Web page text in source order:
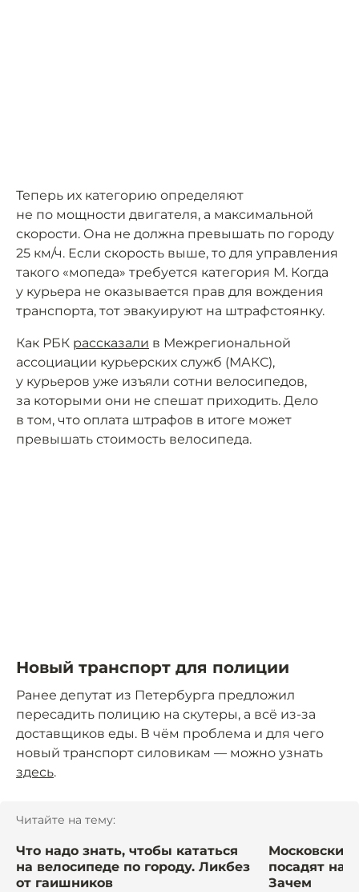
Теперь их категорию определяют
не по мощности двигателя, а максимальной
скорости. Она не должна превышать по городу
25 км/ч. Если скорость выше, то для управления
такого «мопеда» требуется категория М. Когда
у курьера не оказывается прав для вождения
транспорта, тот эвакуируют на штрафстоянку.
Как РБК рассказали в Межрегиональной
ассоциации курьерских служб (МАКС),
у курьеров уже изъяли сотни велосипедов,
за которыми они не спешат приходить. Дело
в том, что оплата штрафов в итоге может
превышать стоимость велосипеда.
Новый транспорт для полиции
Ранее депутат из Петербурга предложил
пересадить полицию на скутеры, а всё из-за
доставщиков еды. В чём проблема и для чего
новый транспорт силовикам — можно узнать
здесь.
Читайте на тему:
Что надо знать, чтобы кататься
на велосипеде по городу. Ликбез
от гаишников
Московских
посадят на
Зачем